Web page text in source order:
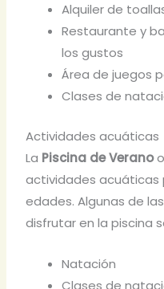
Alquiler de
Restaurante y
los gustos
Área de juegos
Clases de
Actividades acuáticas
La Piscina de Verano
actividades acuáticas
edades. Algunas de
disfrutar en la piscina
Natación
Clases de